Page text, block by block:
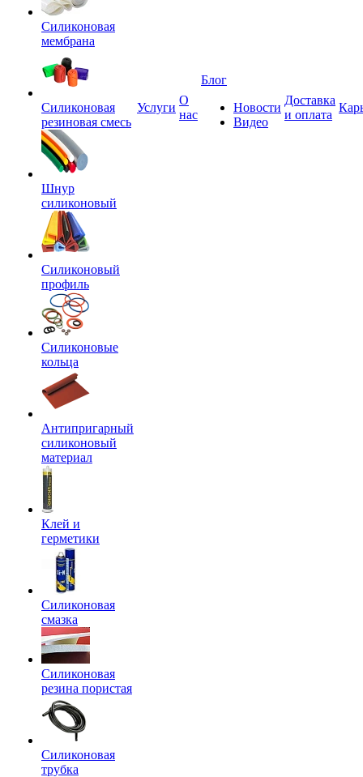
Силиконовая
мембрана
Силиконовая
резиновая смесь
Шнур
силиконовый
Силиконовый
профиль
Силиконовые
кольца
Антипригарный
силиконовый
материал
Клей и
герметики
Силиконовая
смазка
Силиконовая
резина пористая
Силиконовая
трубка
Услуги
О
нас
Блог
Новости
Видео
Доставка
и оплата